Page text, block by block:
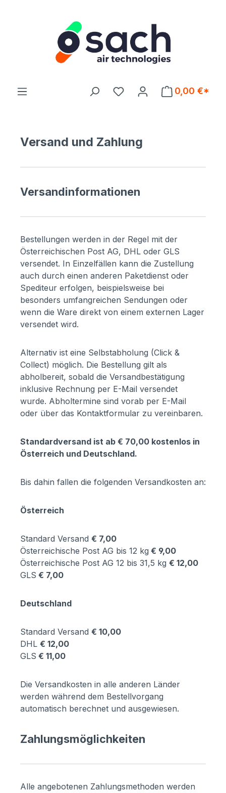
Du hast 0 Produkte auf
0,00 €*
Versand und Zahlung
Versandinformationen
Bestellungen werden in der Regel mit der
Österreichischen Post AG, DHL oder GLS
versendet. In Einzelfällen kann die Zustellung
auch durch einen anderen Paketdienst oder
Spediteur erfolgen, beispielsweise bei
besonders umfangreichen Sendungen oder
wenn die Ware direkt von einem externen Lager
versendet wird.
Alternativ ist eine Selbstabholung (Click &
Collect) möglich. Die Bestellung gilt als
abholbereit, sobald die Versandbestätigung
inklusive Rechnung per E-Mail versendet
wurde. Abholtermine sind vorab per E-Mail
oder über das Kontaktformular zu vereinbaren.
Standardversand ist ab € 70,00 kostenlos in
Österreich und Deutschland.
Bis dahin fallen die folgenden Versandkosten an:
Österreich
Standard Versand € 7,00
Österreichische Post AG bis 12 kg € 9,00
Österreichische Post AG 12 bis 31,5 kg € 12,00
GLS € 7,00
Deutschland
Standard Versand € 10,00
DHL € 12,00
GLS € 11,00
Die Versandkosten in alle anderen Länder
werden während dem Bestellvorgang
automatisch berechnet und ausgewiesen.
Zahlungsmöglichkeiten
Alle angebotenen Zahlungsmethoden werden